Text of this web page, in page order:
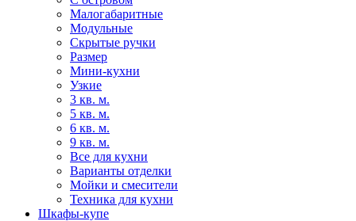
Малогабаритные
Модульные
Скрытые ручки
Размер
Мини-кухни
Узкие
3 кв. м.
5 кв. м.
6 кв. м.
9 кв. м.
Все для кухни
Варианты отделки
Мойки и смесители
Техника для кухни
Шкафы-купе